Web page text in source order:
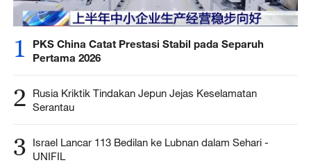
1
PKS China Catat Prestasi Stabil pada Separuh
Pertama 2026
2
Rusia Kriktik Tindakan Jepun Jejas Keselamatan
Serantau
3
Israel Lancar 113 Bedilan ke Lubnan dalam Sehari -
UNIFIL